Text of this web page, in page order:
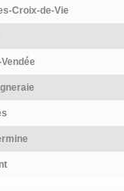
Croix-de-Vie